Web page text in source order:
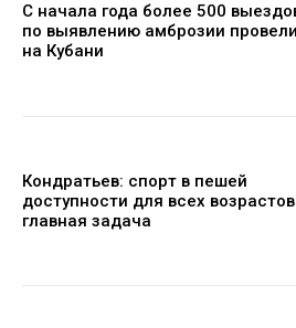
С начала года более 500
по выявлению амброзии провели
на Кубани
Кондратьев: спорт в пешей
доступности для всех
главная задача